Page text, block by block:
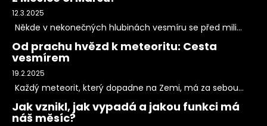
12.3.2025
Někde v nekonečných hlubinách vesmíru se před mili...
Od prachu hvězd k meteoritu: Cesta
vesmírem
19.2.2025
Každý meteorit, který dopadne na Zemi, má za sebou...
Jak vznikl, jak vypadá a jakou funkci má
náš měsíc?